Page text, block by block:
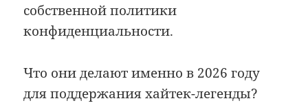
собственной политики
конфиденциальности.
Что они делают именно в 2026 году
для поддержания хайтек-легенды?